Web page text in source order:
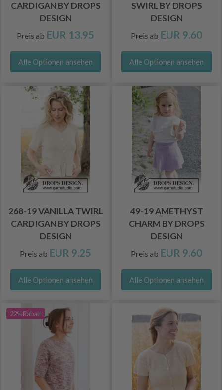
CARDIGAN BY DROPS
DESIGN
Preis ab EUR 13.95
Alle Optionen ansehen
SWIRL BY DROPS
DESIGN
Preis ab EUR 9.60
Alle Optionen ansehen
268-19 VANILLA TWIRL
CARDIGAN BY DROPS
DESIGN
Preis ab EUR 9.25
Alle Optionen ansehen
49-19 AMETHYST
CHARM BY DROPS
DESIGN
Preis ab EUR 9.60
Alle Optionen ansehen
22% Rabatt